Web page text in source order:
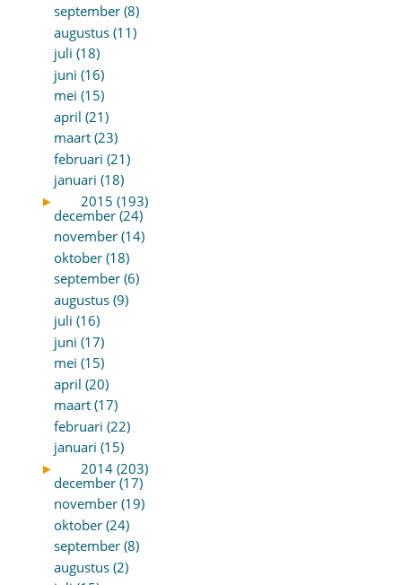
september (8)
augustus (11)
juli (18)
juni (16)
mei (15)
april (21)
maart (23)
februari (21)
januari (18)
►
2015 (193)
december (24)
november (14)
oktober (18)
september (6)
augustus (9)
juli (16)
juni (17)
mei (15)
april (20)
maart (17)
februari (22)
januari (15)
►
2014 (203)
december (17)
november (19)
oktober (24)
september (8)
augustus (2)